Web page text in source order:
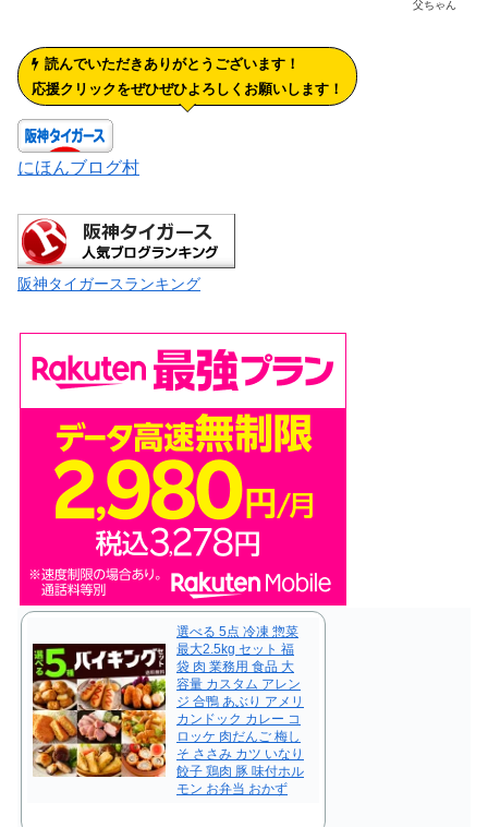
父ちゃん
読んでいただきありがとうございます！
応援クリックをぜひぜひよろしくお願いします！
にほんブログ村
阪神タイガースランキング
選べる 5点 冷凍 惣菜
最大2.5kg セット 福
袋 肉 業務用 食品 大
容量 カスタム アレン
ジ 合鴨 あぶり アメリ
カンドック カレー コ
ロッケ 肉だんご 梅し
そ ささみ カツ いなり
餃子 鶏肉 豚 味付ホル
モン お弁当 おかず